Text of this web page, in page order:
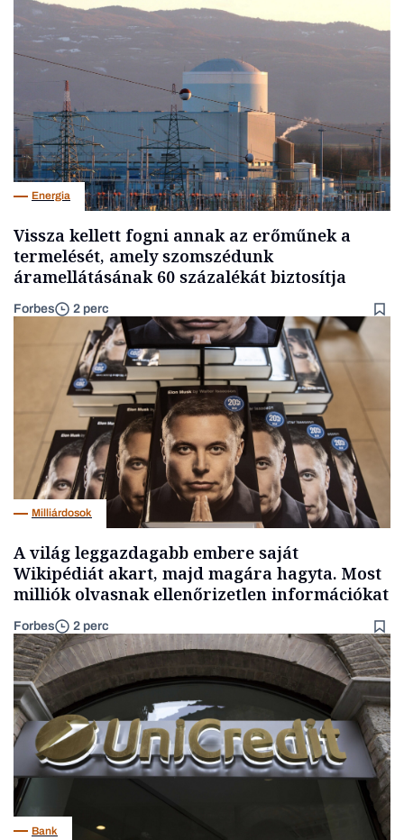
Energia
Vissza kellett fogni annak az erőműnek a
termelését, amely szomszédunk
áramellátásának 60 százalékát biztosítja
Forbes 2 perc
Milliárdosok
A világ leggazdagabb embere saját
Wikipédiát akart, majd magára hagyta. Most
milliók olvasnak ellenőrizetlen információkat
Forbes 2 perc
Bank